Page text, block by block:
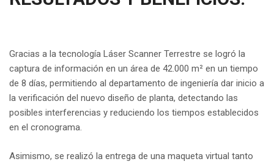
Gracias a la tecnología Láser Scanner Terrestre se logró la
captura de información en un área de 42.000 m² en un tiempo
de 8 días, permitiendo al departamento de ingeniería dar inicio a
la verificación del nuevo diseño de planta, detectando las
posibles interferencias y reduciendo los tiempos establecidos
en el cronograma.
Asimismo, se realizó la entrega de una maqueta virtual tanto